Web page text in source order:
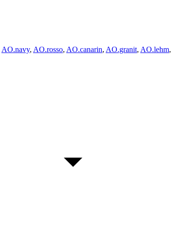
AO.navy, AO.rosso, AO.canarin, AO.granit, AO.lehm,